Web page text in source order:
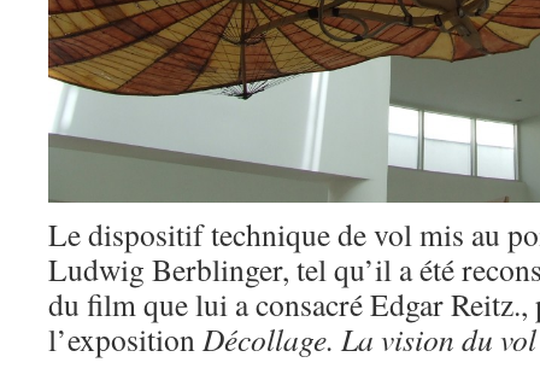
Le dispositif technique de vol mis au
Ludwig Berblinger, tel qu’il a été
du film que lui a consacré Edgar Reitz.,
l’expositionDécollage. La vision du